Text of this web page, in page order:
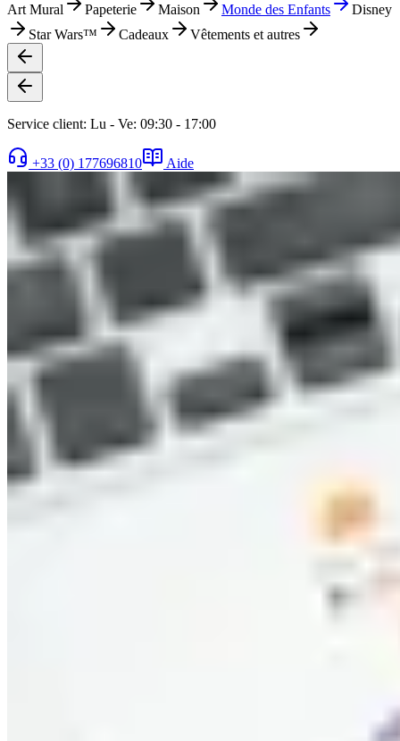
Art Mural Papeterie Maison Monde des Enfants
Disney
Star Wars™
Cadeaux Vêtements et autres
Service client: Lu - Ve: 09:30 - 17:00
+33 (0) 177696810 Aide